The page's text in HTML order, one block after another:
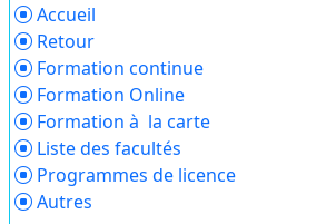
Accueil
Retour
Formation continue
Formation Online
Formation à la carte
Liste des facultés
Programmes de licence
Autres